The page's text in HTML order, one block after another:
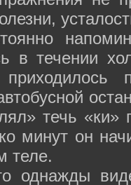
в течении
течь «ки»
минут он
теле.
однажды